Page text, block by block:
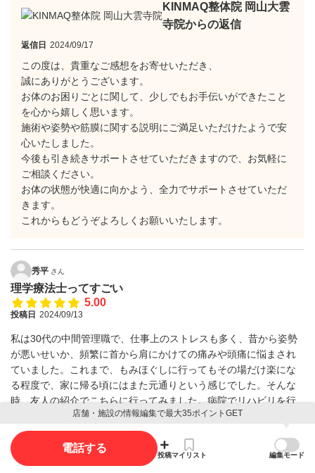
KINMAQ整体院 岡山大雲
寺院からの返信
返信日 2024/09/17
この度は、貴重なご感想をお寄せいただき、
誠にありがとうございます。
お体のお困りごとに関して、少しでもお手伝いができたこと
を心から嬉しく思います。
施術や姿勢や筋膜に関する説明にご満足いただけたようで安
心いたしました。
今後も引き続きサポートさせていただきますので、お気軽に
ご相談ください。
お体の状態が快適に向かよう、全力でサポートさせていただ
きます。
これからもどうぞよろしくお願いいたします。
秀平 さん
理学療法士ってすごい
5.00
投稿日 2024/09/13
私は30代の中間管理職で、仕事上のストレスも多く、昔から姿勢
が悪いせいか、頻繁に首から肩にかけての痛みや頭痛に悩まされ
ていました。これまで、もみほぐしに行ってもその場だけ楽にな
る程度で、家に帰る頃にはまた元通りという感じでした。そんな
時、友人の紹介でこちらに行ってみました。病院でリハビリを行
うような資格である理学療法士がやっているということに驚き、
先生からは、姿勢の悪さが頭痛や体の不調に影響していることを
丁寧に説明していただきました。人柄的にも相談しやすいので、
個人的に施術を受けるごとに効果を実感しています。
店舗・施設の情報編集で最大35ポイントGET
電話する
投稿マイリスト 編集モード